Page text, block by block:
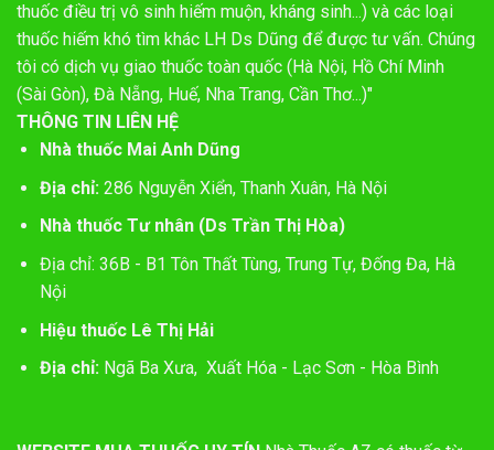
thuốc điều trị vô sinh hiếm muộn, kháng sinh...) và các loại
thuốc hiếm khó tìm khác LH Ds Dũng để được tư vấn. Chúng
tôi có dịch vụ giao thuốc toàn quốc (Hà Nội, Hồ Chí Minh
(Sài Gòn), Đà Nẵng, Huế, Nha Trang, Cần Thơ...)"
THÔNG TIN LIÊN HỆ
Nhà thuốc Mai Anh Dũng
Địa chỉ:286 Nguyễn Xiển, Thanh Xuân, Hà Nội
Nhà thuốc Tư nhân (Ds Trần Thị Hòa)
Địa chỉ: 36B - B1 Tôn Thất Tùng, Trung Tự, Đống Đa, Hà
Nội
Hiệu thuốc Lê Thị Hải
Địa chỉ: Ngã Ba Xưa, Xuất Hóa - Lạc Sơn - Hòa Bình